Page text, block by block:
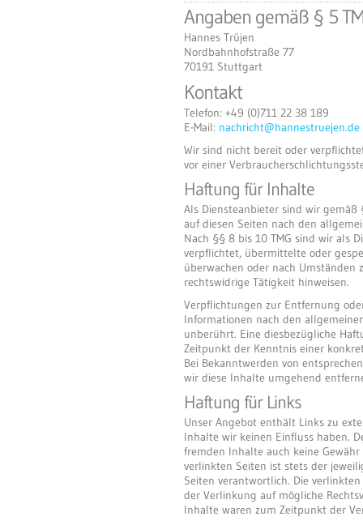
Angaben gemäß § 5
Hannes Trüjen
Nordbahnhofstraße 77
70191 Stuttgart
Kontakt
Telefon: +49 (0)711 22 38 189
E-Mail: nachricht@hannestruejen.de
Wir sind nicht bereit oder
vor einer
Haftung für Inhalte
Als Diensteanbieter sind wir gemäß
auf diesen Seiten nach den
Nach §§ 8 bis 10 TMG sind wir als
verpflichtet, übermittelte oder
überwachen oder nach Umständen
rechtswidrige Tätigkeit hinweisen.
Verpflichtungen zur Entfernung
Informationen nach den
unberührt. Eine diesbezügliche
Zeitpunkt der Kenntnis einer
Bei Bekanntwerden von
wir diese Inhalte umgehend
Haftung für Links
Unser Angebot enthält Links zu
Inhalte wir keinen Einfluss haben.
fremden Inhalte auch keine
verlinkten Seiten ist stets der
Seiten verantwortlich. Die
der Verlinkung auf mögliche
Inhalte waren zum Zeitpunkt der